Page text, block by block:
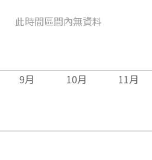
此時間區間內無資料
9月 10月 11月